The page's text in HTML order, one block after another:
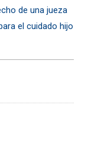
de una jueza
el cuidado hijo